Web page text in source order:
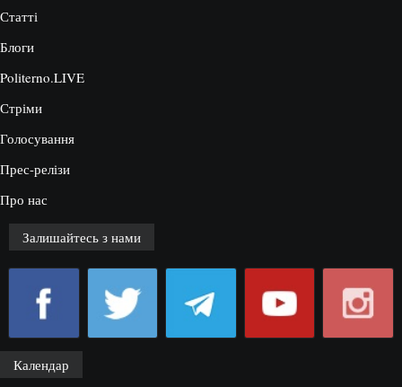
Статті
Блоги
Politerno.LIVE
Стріми
Голосування
Прес-релізи
Про нас
Залишайтесь з нами
Календар